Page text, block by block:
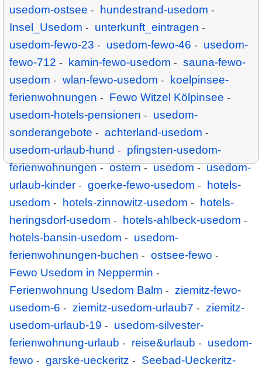
usedom-ostsee - hundestrand-usedom -
Insel_Usedom - unterkunft_eintragen -
usedom-fewo-23 - usedom-fewo-46 - usedom-
fewo-712 - kamin-fewo-usedom - sauna-fewo-
usedom - wlan-fewo-usedom -
koelpinsee-
ferienwohnungen - Fewo Witzel Kölpinsee -
usedom-hotels-pensionen - usedom-
sonderangebote - achterland-usedom -
usedom-urlaub-hund - pfingsten-usedom-
ferienwohnungen - ostern - usedom - usedom-
urlaub-kinder - goerke-fewo-usedom -
hotels-
usedom - hotels-zinnowitz-usedom -
hotels-
heringsdorf-usedom - hotels-ahlbeck-usedom -
hotels-bansin-usedom - usedom-
ferienwohnungen-buchen - ostsee-fewo -
Fewo Usedom in Neppermin -
Ferienwohnung Usedom Balm - ziemitz-fewo-
usedom-6 - ziemitz-usedom-urlaub7 - ziemitz-
usedom-urlaub-19 - usedom-silvester-
ferienwohnung-urlaub - reise&urlaub - usedom-
fewo - garske-ueckeritz - Seebad-Ueckeritz-